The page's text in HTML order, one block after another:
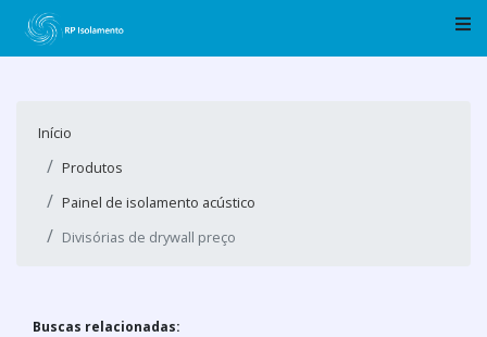
Início
Produtos
Painel de isolamento acústico
Divisórias de drywall preço
Buscas relacionadas: